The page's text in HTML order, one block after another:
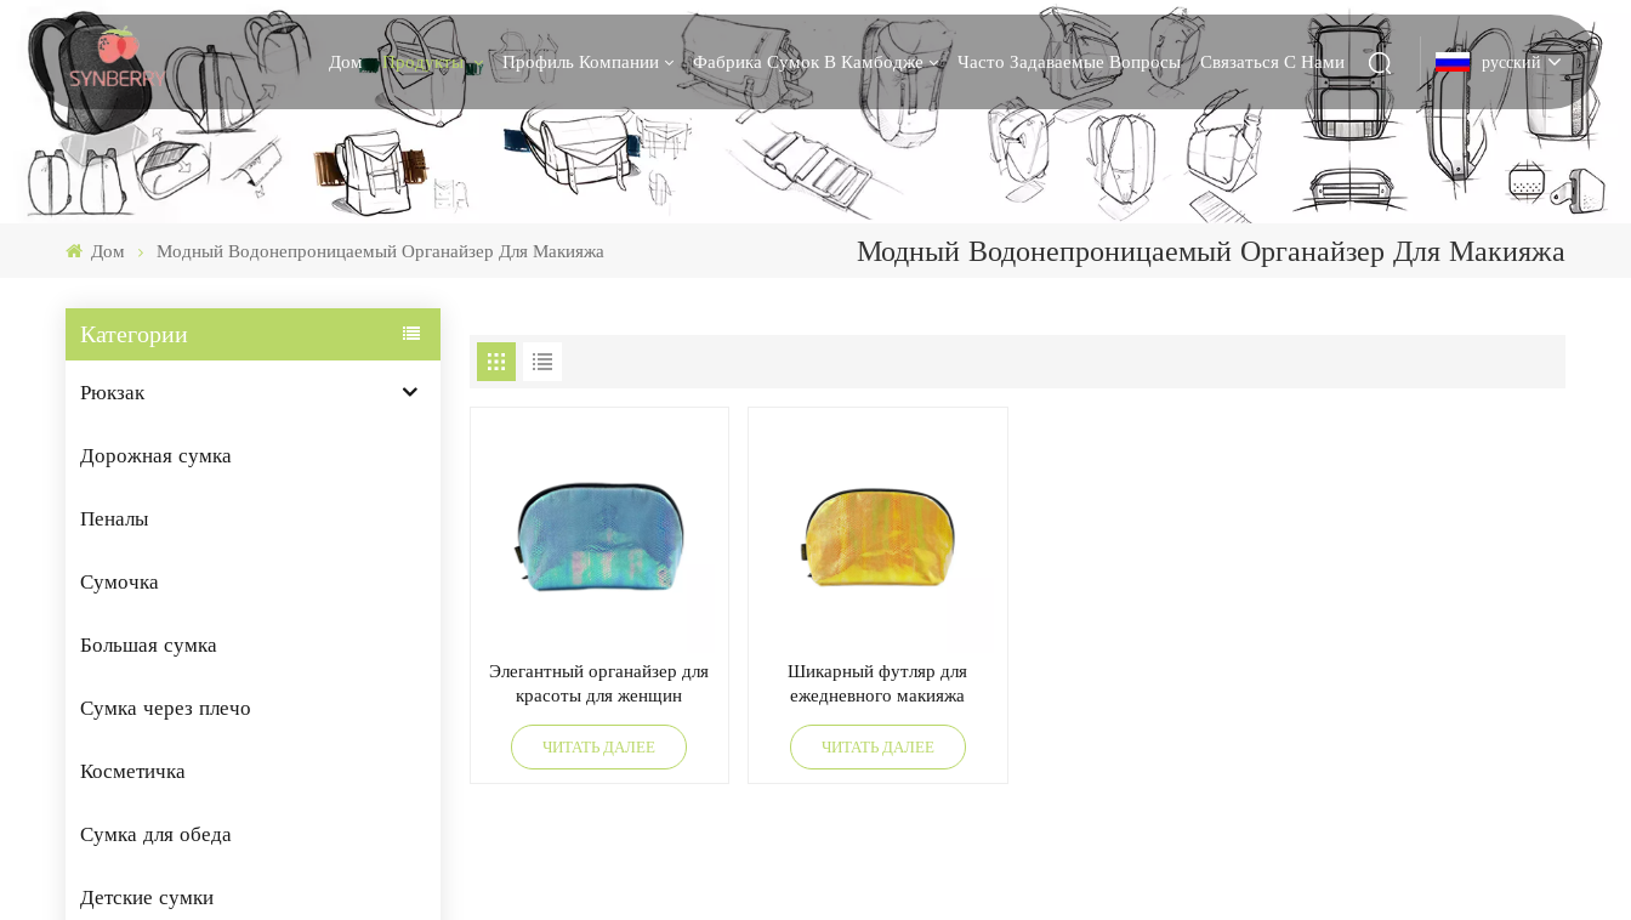
Дом Продукты Профиль Компании Фабрика Сумок В Камбодже Часто Задаваемые Вопросы Связаться С Нами русский
English
Italiano
Дом Модный Водонепроницаемый Органайзер Для Макияжа Модный Водонепроницаемый Органайзер Для Макияжа
Категории
Рюкзак
Дорожная сумка
Пеналы
Сумочка
Большая сумка
Сумка через плечо
Косметичка
Сумка для обеда
Детские сумки
Элегантный органайзер для
красоты для женщин
ЧИТАТЬ ДАЛЕЕ
Шикарный футляр для
ежедневного макияжа
ЧИТАТЬ ДАЛЕЕ